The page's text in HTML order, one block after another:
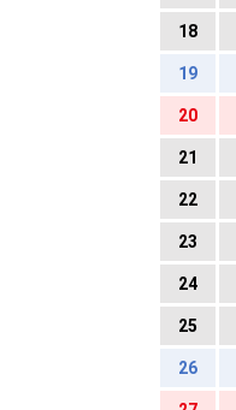
18
19
20
21
22
23
24
25
26